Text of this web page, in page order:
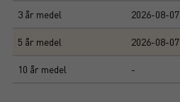
3 år medel 2026-08-07
5 år medel 2026-08-07
10 år medel -